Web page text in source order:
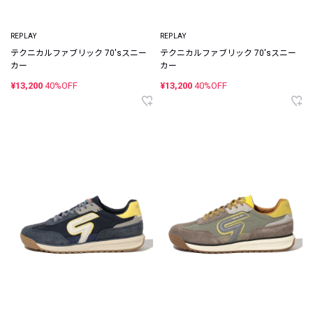
REPLAY
テクニカルファブリック 70'sスニー
カー
¥13,200 40%OFF
REPLAY
テクニカルファブリック 70'sスニー
カー
¥13,200 40%OFF